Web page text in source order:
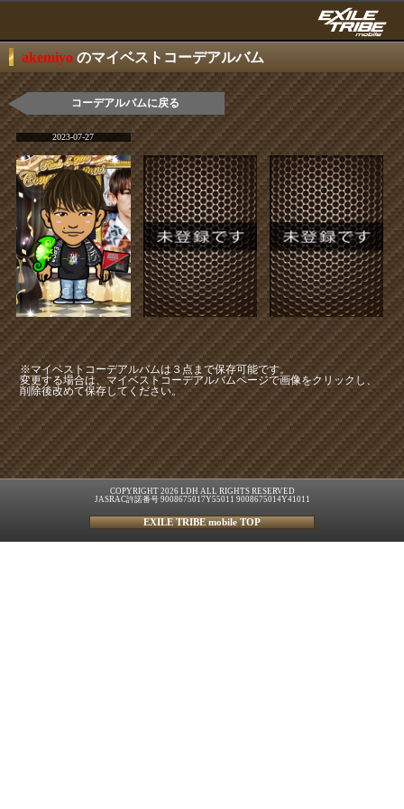
akemiyo のマイベストコーデアルバム
コーデアルバムに戻る
2023-07-27
※マイベストコーデアルバムは３点まで保存可能です。
変更する場合は、マイベストコーデアルバムページで画像をクリックし、
削除後改めて保存してください。
COPYRIGHT 2026 LDH ALL RIGHTS RESERVED
JASRAC許諾番号 9008675017Y55011 9008675014Y41011
EXILE TRIBE mobile TOP